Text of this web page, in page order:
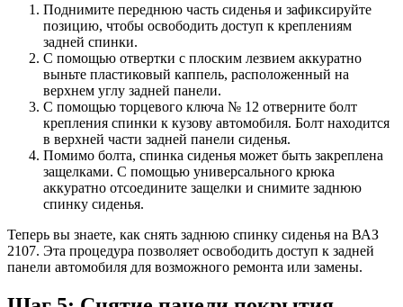
Поднимите переднюю часть сиденья и зафиксируйте
позицию, чтобы освободить доступ к креплениям
задней спинки.
С помощью отвертки с плоским лезвием аккуратно
выньте пластиковый каппель, расположенный на
верхнем углу задней панели.
С помощью торцевого ключа № 12 отверните болт
крепления спинки к кузову автомобиля. Болт находится
в верхней части задней панели сиденья.
Помимо болта, спинка сиденья может быть закреплена
защелками. С помощью универсального крюка
аккуратно отсоедините защелки и снимите заднюю
спинку сиденья.
Теперь вы знаете, как снять заднюю спинку сиденья на ВАЗ
2107. Эта процедура позволяет освободить доступ к задней
панели автомобиля для возможного ремонта или замены.